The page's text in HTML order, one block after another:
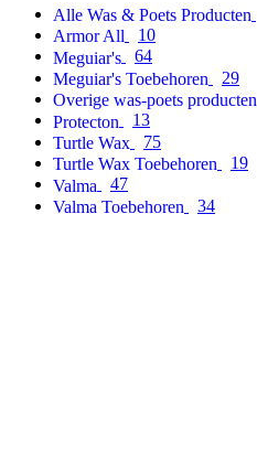
Alle Was & Poets Producten
Armor All
10
Meguiar's
64
Meguiar's Toebehoren
29
Overige was-poets producten
Protecton
13
Turtle Wax
75
Turtle Wax Toebehoren
19
Valma
47
Valma Toebehoren
34